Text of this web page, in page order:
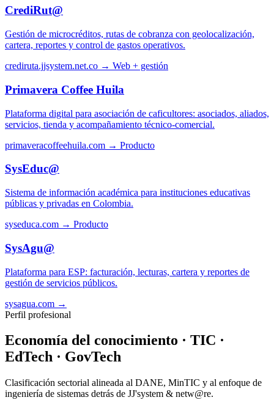
CrediRut@
Gestión de microcréditos, rutas de cobranza con geolocalización,
cartera, reportes y control de gastos operativos.
crediruta.jjsystem.net.co → Web + gestión
Primavera Coffee Huila
Plataforma digital para asociación de caficultores: asociados, aliados,
servicios, tienda y acompañamiento técnico-comercial.
primaveracoffeehuila.com → Producto
SysEduc@
Sistema de información académica para instituciones educativas
públicas y privadas en Colombia.
syseduca.com → Producto
SysAgu@
Plataforma para ESP: facturación, lecturas, cartera y reportes de
gestión de servicios públicos.
sysagua.com →
Perfil profesional
Economía del conocimiento · TIC ·
EdTech · GovTech
Clasificación sectorial alineada al DANE, MinTIC y al enfoque de
ingeniería de sistemas detrás de JJ'system & netw@re.